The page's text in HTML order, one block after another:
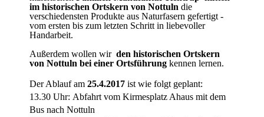
im historischen Ortskern von Nottuln die
verschiedensten Produkte aus Naturfasern gefertigt -
vom ersten bis zum letzten Schritt in liebevoller
Handarbeit.
Außerdem wollen wir den historischen Ortskern
von Nottuln bei einer Ortsführung kennen lernen.
Der Ablauf am 25.4.2017 ist wie folgt geplant:
13.30 Uhr: Abfahrt vom Kirmesplatz Ahaus mit dem
Bus nach Nottuln